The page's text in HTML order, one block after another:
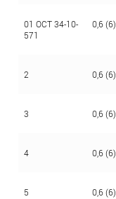
01 ОСТ 34-10-
571
0,6 (6)
2 0,6 (6)
3 0,6 (6)
4 0,6 (6)
5 0,6 (6)